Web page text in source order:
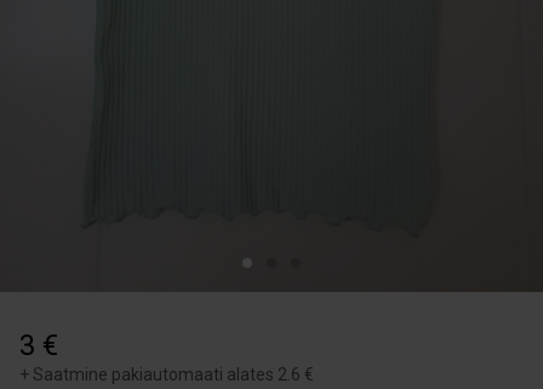
3 €
+Saatmine pakiautomaati alates 2.6 €